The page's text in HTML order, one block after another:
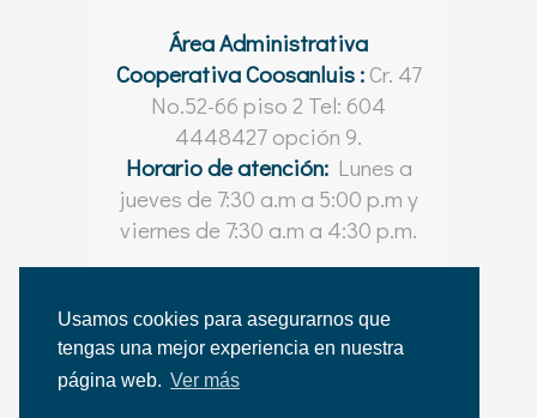
Usamos cookies para asegurarnos que
tengas una mejor experiencia en nuestra
página web. Ver más
Área Administrativa
Cooperativa Coosanluis :Cr. 47
No.52-66 piso 2 Tel: 604
4448427 opción 9.
Horario de atención:Lunes a
jueves de 7:30 a.m a 5:00 p.m y
viernes de 7:30 a.m a 4:30 p.m.
© Coosanluis 2021 - 2026